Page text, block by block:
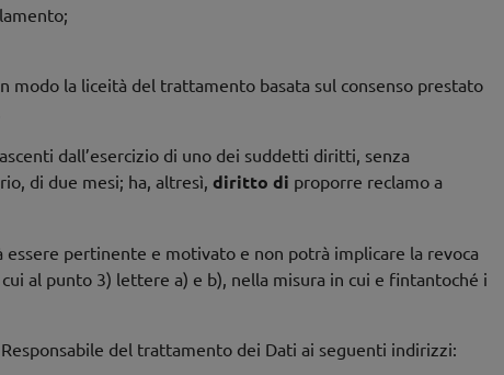
la liceità del trattamento basata sul consenso prestato
dall’esercizio di uno dei suddetti diritti, senza
di due mesi; ha, altresì, diritto di proporre reclamo a
pertinente e motivato e non potrà implicare la revoca
al punto 3) lettere a) e b), nella misura in cui e fintantoché i
del trattamento dei Dati ai seguenti indirizzi: